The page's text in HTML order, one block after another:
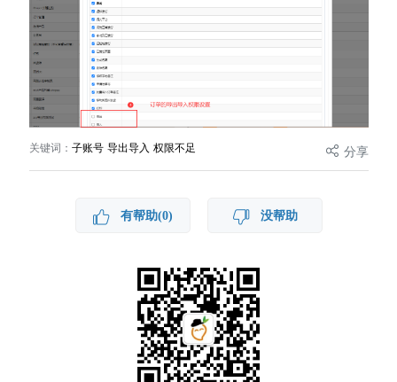
关键词： 子账号 导出导入 权限不足 分享
有帮助(0) 没帮助